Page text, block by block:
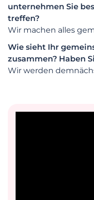
unternehmen Sie
treffen?
Wir machen alles
Wie sieht Ihr
zusammen? Haben
Wir werden